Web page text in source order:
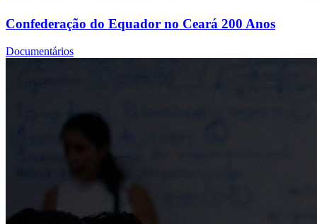
Confederação do Equador no Ceará 200 Anos
Documentários